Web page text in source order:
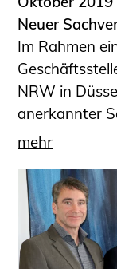
Neuer
Im Rahmen
NRW in
anerkannter
mehr